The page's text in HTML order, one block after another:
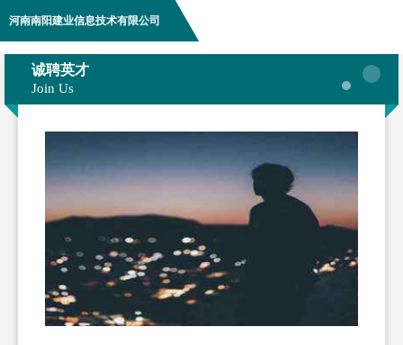
河南南阳建业信息技术有限公司
诚聘英才
Join Us